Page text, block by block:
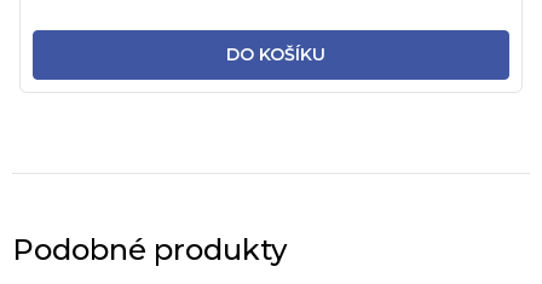
DO KOŠÍKU
Podobné produkty